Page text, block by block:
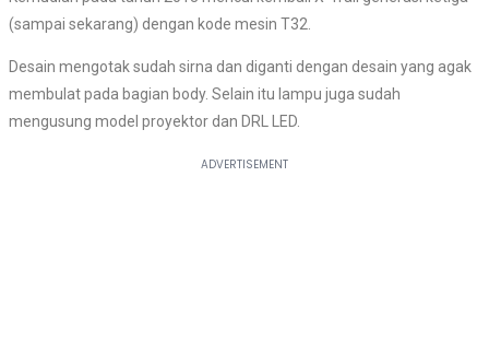
(sampai sekarang) dengan kode mesin T32.
Desain mengotak sudah sirna dan diganti dengan desain yang agak
membulat pada bagian body. Selain itu lampu juga sudah
mengusung model proyektor dan DRL LED.